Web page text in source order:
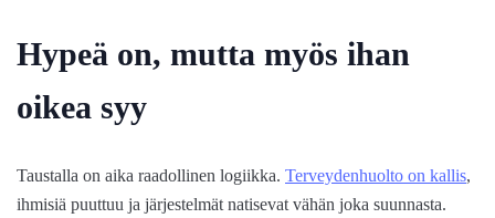
Hypeä on, mutta myös ihan
oikea syy
Taustalla on aika raadollinen logiikka. Terveydenhuolto on kallis,
ihmisiä puuttuu ja järjestelmät natisevat vähän joka suunnasta.